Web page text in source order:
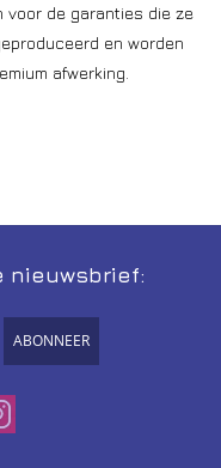
voor de garanties die ze
en worden
afwerking.
nieuwsbrief:
ABONNEER